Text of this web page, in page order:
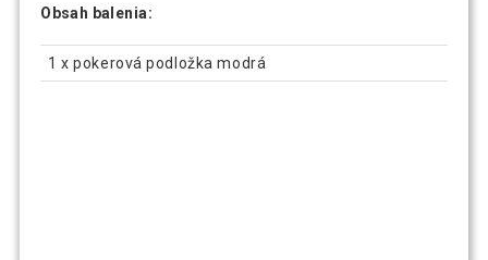
Obsah balenia:
1 x pokerová podložka modrá